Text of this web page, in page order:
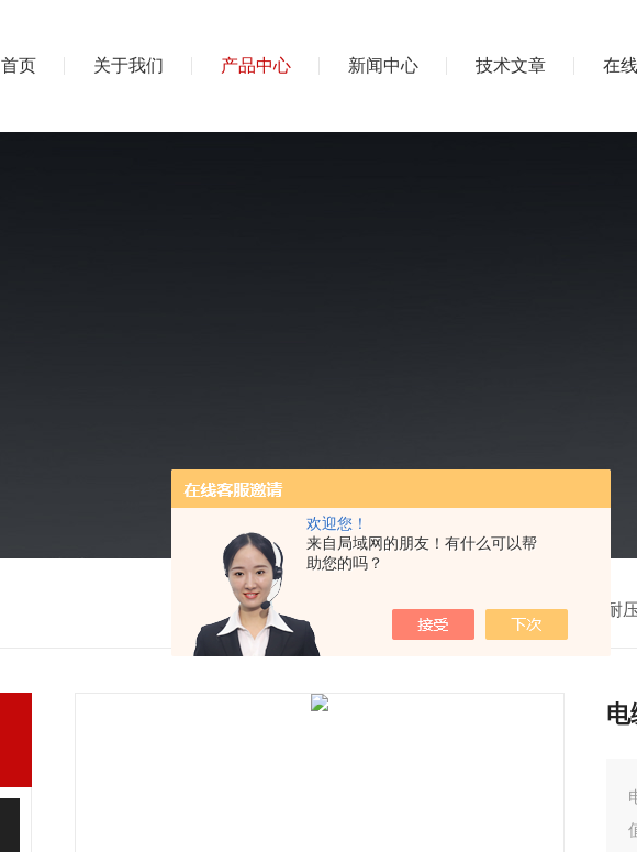
欢迎您！
来自局域网的朋友！有什么可以帮
助您的吗？
首页 关于我们 产品中心 新闻中心 技术文章 在
首页>产品中心>串联谐振耐
电